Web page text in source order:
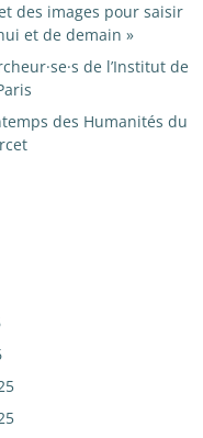
des images pour saisir
et de demain »
de l’Institut de
des Humanités du